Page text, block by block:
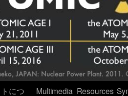
につ
Multimedia Resources